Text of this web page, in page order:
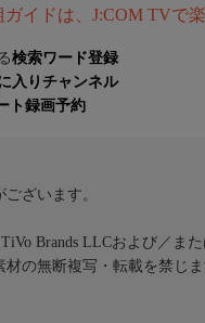
ガイドは、J:COM TVで
検索ワード登録
入りチャンネル
ト録画予約
ざいます。
Brands LLCおよび／ま
の無断複写・転載を禁じま